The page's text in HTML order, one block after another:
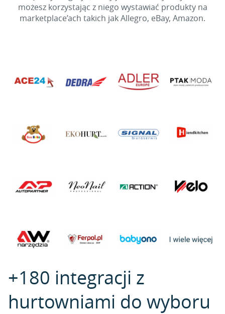
możesz korzystając z niego wystawiać produkty na
marketplace’ach takich jak Allegro, eBay, Amazon.
+180 integracji z
hurtowniami do wyboru